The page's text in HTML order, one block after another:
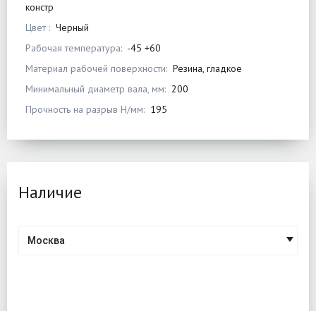
констр
Цвет : Черный
Рабочая температура: -45 +60
Материал рабочей поверхности: Резина, гладкое
Минимальный диаметр вала, мм: 200
Прочность на разрыв Н/мм: 195
Наличие
Москва